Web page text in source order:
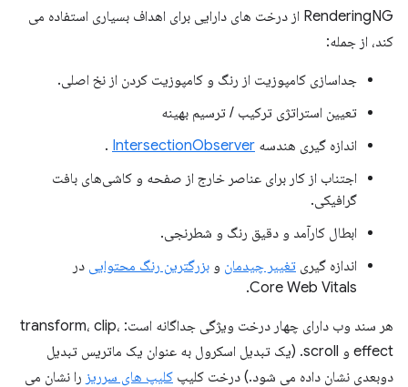
RenderingNG از درخت های دارایی برای اهداف بسیاری استفاده می
کند، از جمله:
جداسازی کامپوزیت از رنگ و کامپوزیت کردن از نخ اصلی.
تعیین استراتژی ترکیب / ترسیم بهینه
اندازه گیری هندسه IntersectionObserver
.
اجتناب از کار برای عناصر خارج از صفحه و کاشی‌های بافت
گرافیکی.
ابطال کارآمد و دقیق رنگ و شطرنجی.
اندازه گیری تغییر چیدمان و بزرگترین رنگ محتوایی در
Core Web Vitals.
هر سند وب دارای چهار درخت ویژگی جداگانه است: transform، clip،
effect و scroll. (یک تبدیل اسکرول به عنوان یک ماتریس تبدیل
دوبعدی نشان داده می شود.) درخت کلیپ کلیپ های سرریز را نشان می